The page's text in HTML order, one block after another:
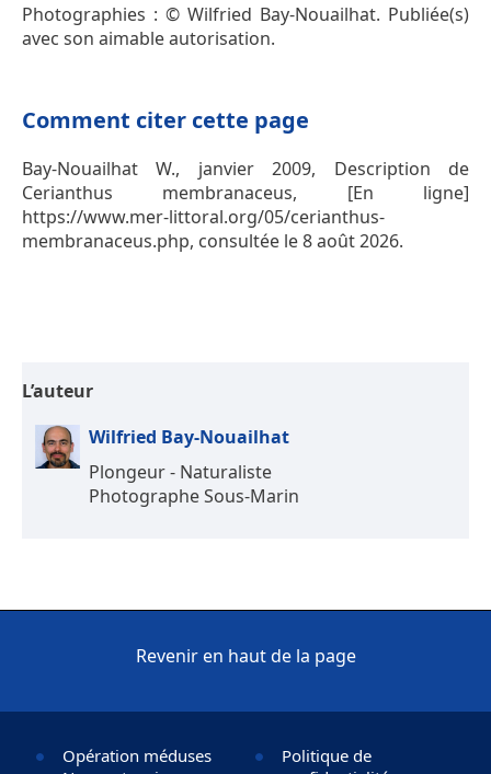
Photographies : © Wilfried Bay-Nouailhat. Publiée(s)
avec son aimable autorisation.
Comment citer cette page
Bay-Nouailhat W., janvier 2009, Description de
Cerianthus membranaceus, [En ligne]
https://www.mer-littoral.org/05/cerianthus-
membranaceus.php, consultée le 8 août 2026.
L’auteur
Wilfried Bay-Nouailhat
Plongeur - Naturaliste
Photographe Sous-Marin
Revenir en haut de la page
Opération méduses
Politique de